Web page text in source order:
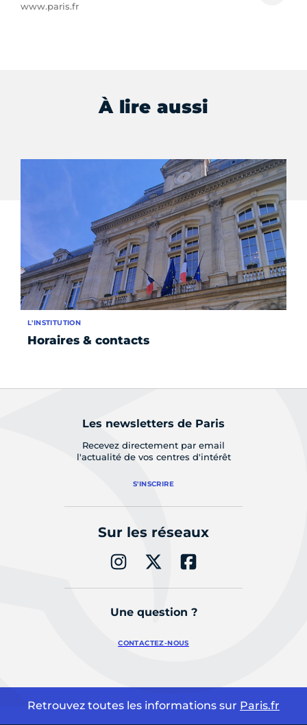
www.paris.fr
À lire aussi
Horaires & contacts
L'INSTITUTION
Les newsletters de Paris
Recevez directement par email
l'actualité de vos centres d'intérêt
S'INSCRIRE
Sur les réseaux
Une question ?
CONTACTEZ-NOUS
Retrouvez toutes les informations sur Paris.fr